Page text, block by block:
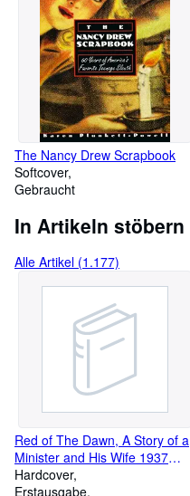
The Nancy Drew Scrapbook
Softcover
Gebraucht
In Artikeln stöbern
Alle Artikel (1.177)
Red of The Dawn, A Story of a
Minister and His Wife 1937
Signed First Edition
Hardcover
Erstausgabe